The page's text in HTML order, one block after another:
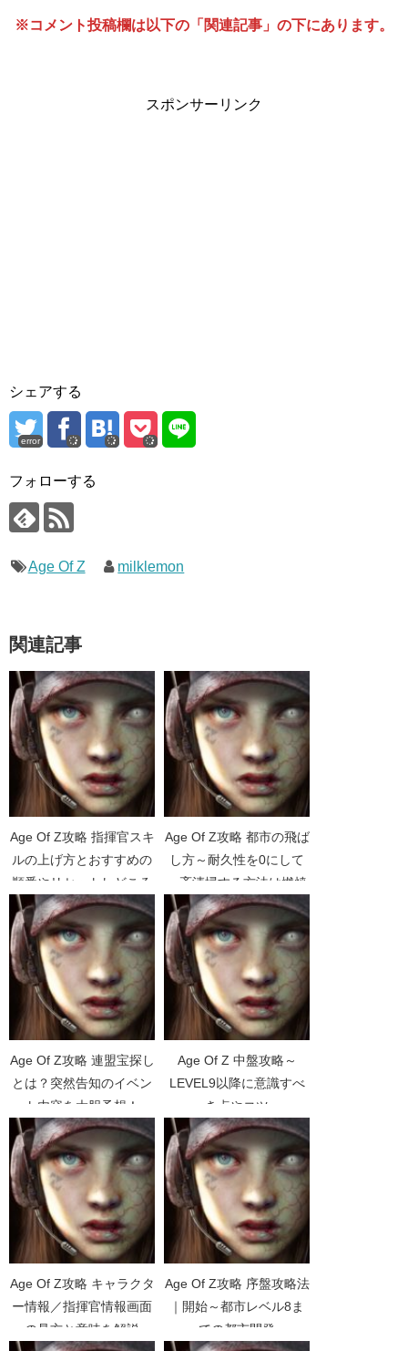
※コメント投稿欄は以下の「関連記事」の下にあります。
スポンサーリンク
シェアする
error
フォローする
Age Of Z milklemon
関連記事
Age Of Z攻略 指揮官スキ
ルの上げ方とおすすめの
順番やリセットしどころ
【指揮官レベル】【キャ
ラクター経験値】【戦場
救急】【スレイ】
Age Of Z攻略 都市の飛ば
し方～耐久性を0にして
一斉清掃する方法は燃焼
時間がカギ
Age Of Z攻略 連盟宝探し
とは？突然告知のイベン
ト内容を大胆予想！
Age Of Z 中盤攻略～
LEVEL9以降に意識すべ
き点やコツ
Age Of Z攻略 キャラクタ
ー情報／指揮官情報画面
の見方と意味を解説
Age Of Z攻略 序盤攻略法
｜開始～都市レベル8ま
での都市開発